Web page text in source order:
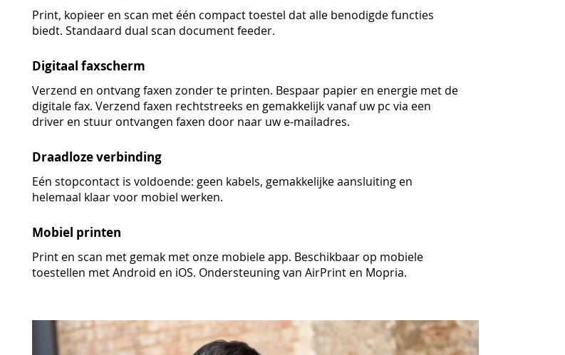
Print, kopieer en scan met één compact toestel dat alle benodigde functies
biedt. Standaard dual scan document feeder.
Digitaal faxscherm
Verzend en ontvang faxen zonder te printen. Bespaar papier en energie met de
digitale fax. Verzend faxen rechtstreeks en gemakkelijk vanaf uw pc via een
driver en stuur ontvangen faxen door naar uw e-mailadres.
Draadloze verbinding
Eén stopcontact is voldoende: geen kabels, gemakkelijke aansluiting en
helemaal klaar voor mobiel werken.
Mobiel printen
Print en scan met gemak met onze mobiele app. Beschikbaar op mobiele
toestellen met Android en iOS. Ondersteuning van AirPrint en Mopria.